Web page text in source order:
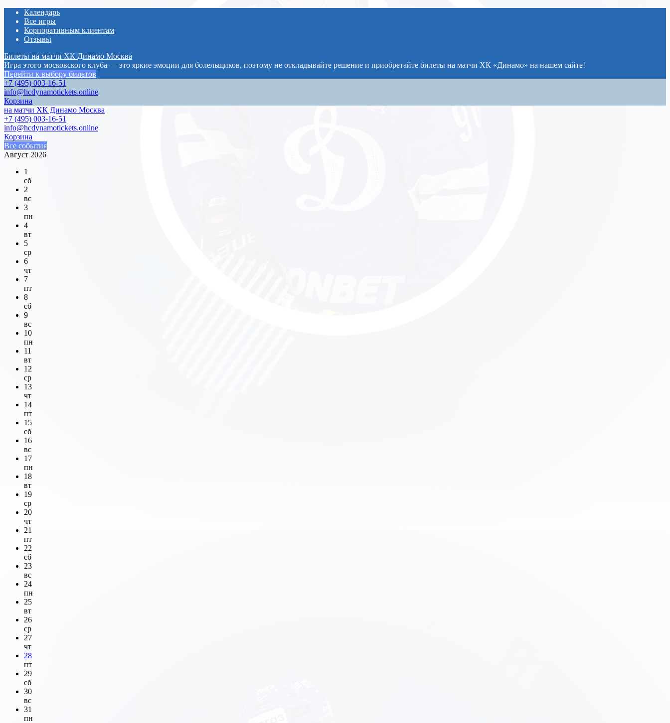
Календарь
Все игры
Корпоративным клиентам
Отзывы
Билеты на матчи ХК Динамо Москва
Игра этого московского клуба — это яркие эмоции для болельщиков, поэтому не откладывайте решение и приобретайте билеты на матчи ХК «Динамо» на нашем сайте!
Перейти к выбору билетов
+7 (495) 003-16-51
info@hcdynamotickets.online
Корзина
на матчи ХК Динамо Москва
+7 (495) 003-16-51
info@hcdynamotickets.online
Корзина
Все события
Август 2026
1
сб
2
вс
3
пн
4
вт
5
ср
6
чт
7
пт
8
сб
9
вс
10
пн
11
вт
12
ср
13
чт
14
пт
15
сб
16
вс
17
пн
18
вт
19
ср
20
чт
21
пт
22
сб
23
вс
24
пн
25
вт
26
ср
27
чт
28
пт
29
сб
30
вс
31
пн